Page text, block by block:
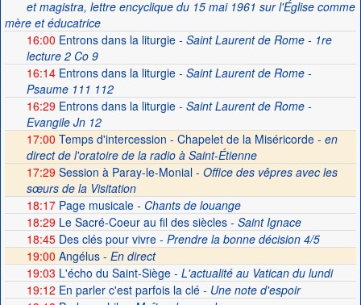
et magistra, lettre encyclique du 15 mai 1961 sur l'Église comme
mère et éducatrice
16:00 Entrons dans la liturgie- Saint Laurent de Rome - 1re
lecture 2 Co 9
16:14Entrons dans la liturgie- Saint Laurent de Rome -
Psaume 111 112
16:29Entrons dans la liturgie- Saint Laurent de Rome -
Evangile Jn 12
17:00 Temps d'intercession - Chapelet de la Miséricorde - en
direct de l'oratoire de la radio à Saint-Étienne
17:29 Session à Paray-le-Monial - Office des vêpres avec les
sœurs de la Visitation
18:17Page musicale- Chants de louange
18:29Le Sacré-Coeur au fil des siècles- Saint Ignace
18:45Des clés pour vivre- Prendre la bonne décision 4/5
19:00 Angélus - En direct
19:03 L'écho du Saint-Siège- L'actualité au Vatican du lundi
19:12 En parler c'est parfois la clé- Une note d'espoir